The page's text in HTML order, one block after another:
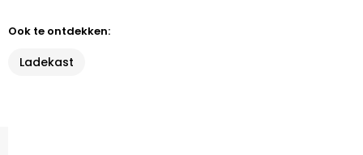
Ook te ontdekken:
Ladekast